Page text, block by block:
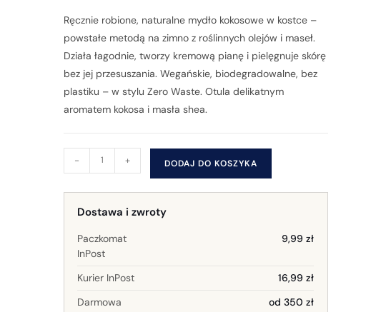
Ręcznie robione, naturalne mydło kokosowe w kostce –
powstałe metodą na zimno z roślinnych olejów i maseł.
Działa łagodnie, tworzy kremową pianę i pielęgnuje skórę
bez jej przesuszania. Wegańskie, biodegradowalne, bez
plastiku – w stylu Zero Waste. Otula delikatnym
aromatem kokosa i masła shea.
- + DODAJ DO KOSZYKA
Dostawa i zwroty
Paczkomat
InPost
9,99 zł
Kurier InPost
16,99 zł
Darmowa
od 350 zł